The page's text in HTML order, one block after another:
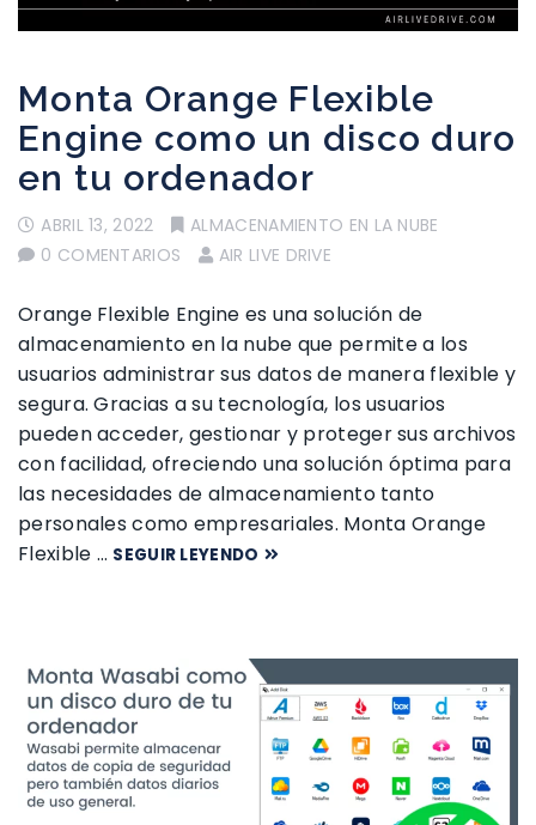
Monta Orange Flexible
Engine como un disco duro
en tu ordenador
ABRIL 13, 2022
ALMACENAMIENTO EN LA NUBE
0 COMENTARIOS
AIR LIVE DRIVE
Orange Flexible Engine es una solución de
almacenamiento en la nube que permite a los
usuarios administrar sus datos de manera flexible y
segura. Gracias a su tecnología, los usuarios
pueden acceder, gestionar y proteger sus archivos
con facilidad, ofreciendo una solución óptima para
las necesidades de almacenamiento tanto
personales como empresariales. Monta Orange
Flexible … SEGUIR LEYENDO